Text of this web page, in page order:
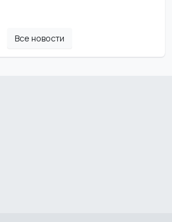
Все новости